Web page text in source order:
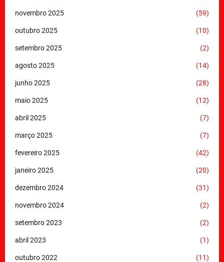
novembro 2025 (59)
outubro 2025 (10)
setembro 2025 (2)
agosto 2025 (14)
junho 2025 (28)
maio 2025 (12)
abril 2025 (7)
março 2025 (7)
fevereiro 2025 (42)
janeiro 2025 (20)
dezembro 2024 (31)
novembro 2024 (2)
setembro 2023 (2)
abril 2023 (1)
outubro 2022 (11)